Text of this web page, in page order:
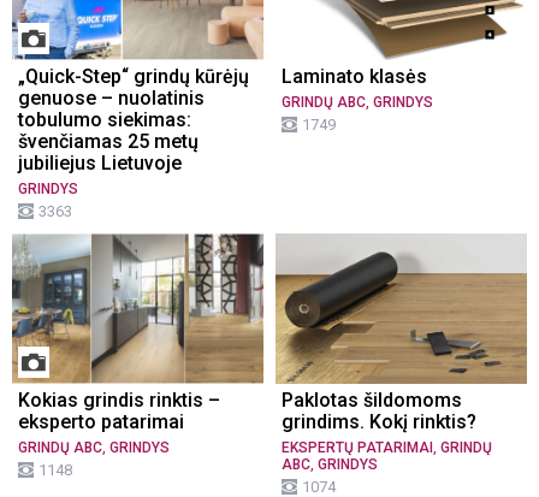
„Quick-Step“ grindų kūrėjų
genuose – nuolatinis
tobulumo siekimas:
švenčiamas 25 metų
jubiliejus Lietuvoje
GRINDYS
3363
Laminato klasės
GRINDŲ ABC GRINDYS
1749
Kokias grindis rinktis –
eksperto patarimai
GRINDŲ ABC GRINDYS
1148
Paklotas šildomoms
grindims. Kokį rinktis?
EKSPERTŲ PATARIMAI
GRINDŲ
ABC GRINDYS
1074